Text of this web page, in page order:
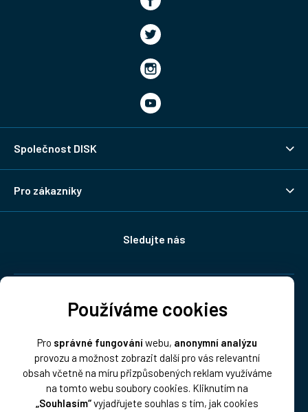
Používáme cookies
Pro správné fungováníwebu, anonymní analýzu
provozu a možnost zobrazit další pro vás relevantní
obsah včetně na míru přizpůsobených reklam využíváme
na tomto webu soubory cookies. Kliknutím na
„Souhlasím“vyjadřujete souhlas s tím, jak cookies
Společnost DISK
Pro zákazníky
Sledujte nás
Platba: